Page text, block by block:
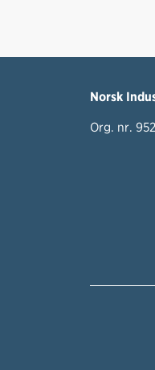
Norsk
Org. nr.